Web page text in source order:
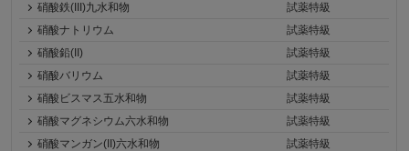
硝酸鉄(III)九水和物
試薬特級
硝酸ナトリウム
試薬特級
硝酸鉛(II)
試薬特級
硝酸バリウム
試薬特級
硝酸ビスマス五水和物
試薬特級
硝酸マグネシウム六水和物
試薬特級
硝酸マンガン(II)六水和物
試薬特級